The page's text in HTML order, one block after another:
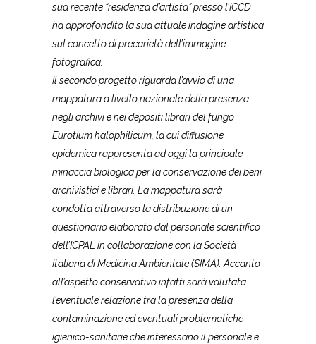
sua recente “residenza d’artista” presso l’ICCD
ha approfondito la sua attuale indagine artistica
sul concetto di precarietà dell’immagine
fotografica.
Il secondo progetto riguarda l’avvio di una
mappatura a livello nazionale della presenza
negli archivi e nei depositi librari del fungo
Eurotium halophilicum, la cui diffusione
epidemica rappresenta ad oggi la principale
minaccia biologica per la conservazione dei beni
archivistici e librari. La mappatura sarà
condotta attraverso la distribuzione di un
questionario elaborato dal personale scientifico
dell’ICPAL in collaborazione con la Società
Italiana di Medicina Ambientale (SIMA). Accanto
all’aspetto conservativo infatti sarà valutata
l’eventuale relazione tra la presenza della
contaminazione ed eventuali problematiche
igienico-sanitarie che interessano il personale e